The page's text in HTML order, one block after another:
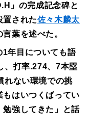
」の完成記念碑と
置された佐々木麟太
葉を述べた。
1年目についても語
、打率.274、7本塁
れない環境での挑
はいつくばってい
勉強してきた」と話